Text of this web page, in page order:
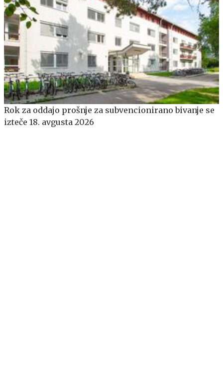
​​​​​​​Rok za oddajo prošnje za subvencionirano bivanje se
izteče 18. avgusta 2026